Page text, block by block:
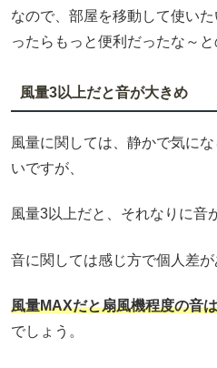
なので、部屋を移動して使い
ったらもっと便利だったな～と
風量3以上だと音が大きめ
風量に関しては、静かで気に
いですが、
風量3以上だと、それなりに音
音に関しては感じ方で個人差が
風量MAXだと扇風機程度の音
でしょう。